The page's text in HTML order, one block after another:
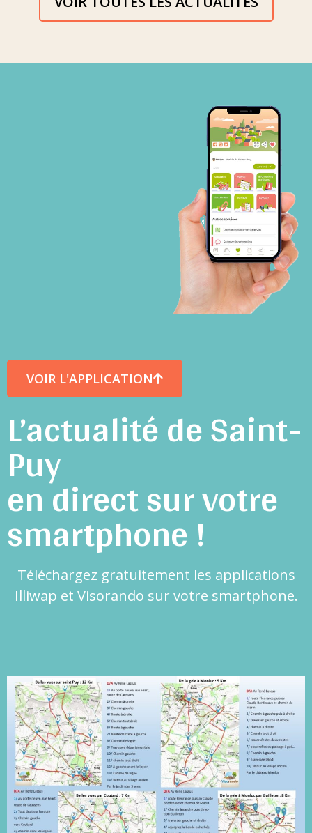
VOIR L'APPLICATION
L’actualité de Saint-
Puy
en direct sur votre
smartphone !
Téléchargez gratuitement les applications
Illiwap et Visorando sur votre smartphone.